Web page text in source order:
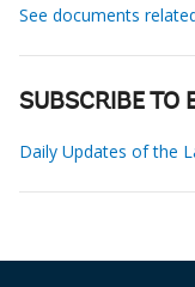
See documents
SUBSCRIBE TO
Daily Updates of the